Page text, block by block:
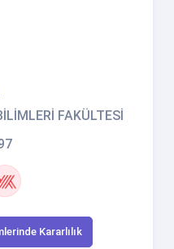
FAKÜLTESİ
Kararlılık